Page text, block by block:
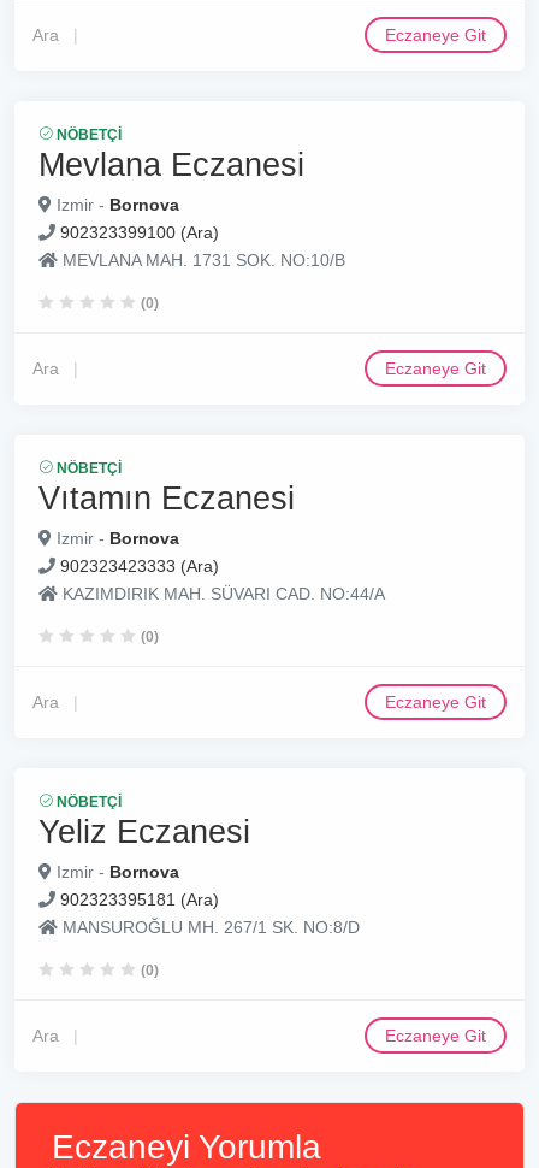
Ara Eczaneye Git
NÖBETÇI
Mevlana Eczanesi
Izmir - Bornova
902323399100 (Ara)
MEVLANA MAH. 1731 SOK. NO:10/B
(0)
Ara Eczaneye Git
NÖBETÇI
Vıtamın Eczanesi
Izmir - Bornova
902323423333 (Ara)
KAZIMDIRIK MAH. SÜVARI CAD. NO:44/A
(0)
Ara Eczaneye Git
NÖBETÇI
Yeliz Eczanesi
Izmir - Bornova
902323395181 (Ara)
MANSUROĞLU MH. 267/1 SK. NO:8/D
(0)
Ara Eczaneye Git
Eczaneyi Yorumla